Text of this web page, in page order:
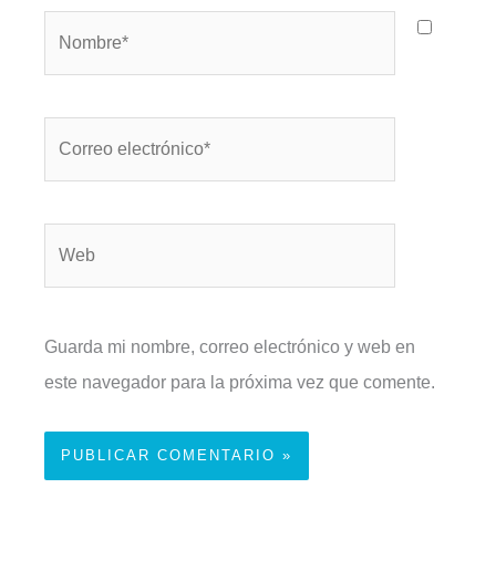
Guarda mi nombre, correo electrónico y web en
este navegador para la próxima vez que comente.